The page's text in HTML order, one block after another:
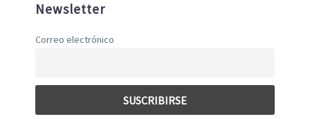
Newsletter
Correo electrónico